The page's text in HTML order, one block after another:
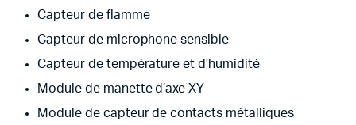
Capteur de flamme
Capteur de microphone sensible
Capteur de température et d’humidité
Module de manette d’axe XY
Module de capteur de contacts métalliques